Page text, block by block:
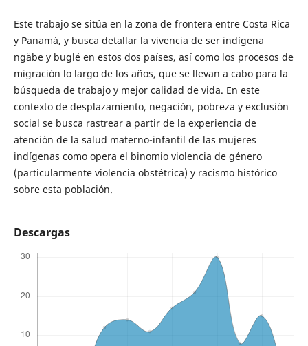
Este trabajo se sitúa en la zona de frontera entre Costa Rica
y Panamá, y busca detallar la vivencia de ser indígena
ngäbe y buglé en estos dos países, así como los procesos de
migración lo largo de los años, que se llevan a cabo para la
búsqueda de trabajo y mejor calidad de vida. En este
contexto de desplazamiento, negación, pobreza y exclusión
social se busca rastrear a partir de la experiencia de
atención de la salud materno-infantil de las mujeres
indígenas como opera el binomio violencia de género
(particularmente violencia obstétrica) y racismo histórico
sobre esta población.
Descargas